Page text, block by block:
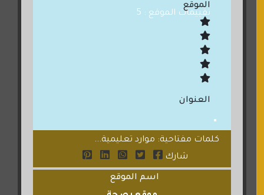
تقييمات الموقع : 5
الموقع
العنوان
كلمات مفتاحية: موارد تعليمية...
شارك
اسم الموقع